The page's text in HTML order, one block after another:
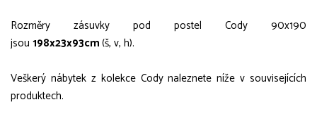
Rozměry zásuvky pod postel Cody 90x190
jsou 198x23x93cm(š, v, h).
Veškerý nábytek z kolekce Cody naleznete níže v souvisejících
produktech.